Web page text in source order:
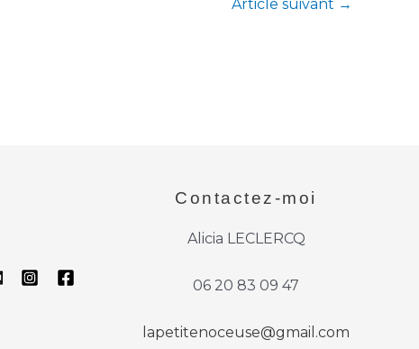
Article suivant →
Contactez-moi
Alicia LECLERCQ
06 20 83 09 47
lapetitenoceuse@gmail.com